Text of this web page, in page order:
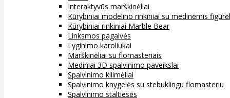
Interaktyvūs marškinėliai
Kūrybiniai modelino rinkiniai su medinėmis
Kūrybiniai rinkiniai Marble Bear
Linksmos pagalvės
Lyginimo karoliukai
Marškinėliai su flomasteriais
Mediniai 3D spalvinimo paveikslai
Spalvinimo kilimėliai
Spalvinimo knygelės su stebuklingu flomasteriu
Spalvinimo staltiesės